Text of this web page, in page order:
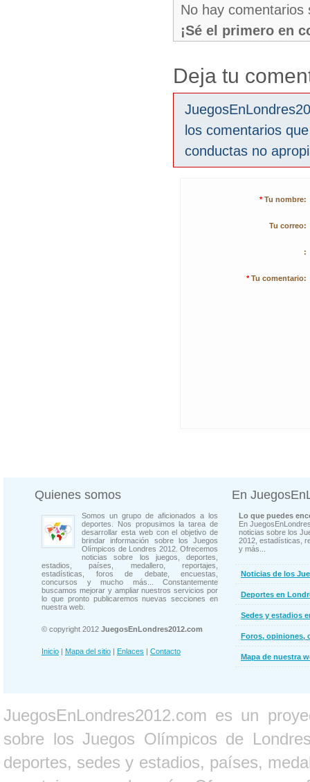
No hay comentarios
¡Sé el primero en
Deja tu
los comentarios
conductas no
* Tu nombre:
Tu correo:
:
* Tu comentario:
Quienes somos
Somos un grupo de aficionados a los
deportes. Nos propusimos la tarea de
desarrollar esta web con el objetivo de
brindar información sobre los Juegos
Olímpicos de Londres 2012. Ofrecemos
noticias sobre los juegos, deportes,
estadios, países, medallero, reportajes,
estadísticas, foros de debate, encuestas,
concursos y mucho más... Constantemente
buscamos mejorar y ampliar nuestros servicios por
lo que pronto publicaremos nuevas secciones en
nuestra web.
© copyright 2012 JuegosEnLondres2012.com
Inicio | Mapa del sitio | Enlaces | Contacto
En
Lo que puedes
En
noticias sobre los
2012, estadísticas,
y más...
Noticias de los
Deportes en
Sedes y estadios
Foros, opiniones,
Mapa de nuestra
JuegosEnLondres2012.com es un
sobre los Juegos Olímpicos de
deportes, sedes y estadios, países,